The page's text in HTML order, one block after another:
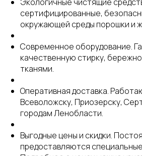
сертифицированные,
окружающей среды порошки и
Современное оборудование.
качественную стирку,
тканями.
Оперативная доставка.
Всеволожску, Приозерску,
городам Ленобласти.
Выгодные цены и скидки.
предоставляются